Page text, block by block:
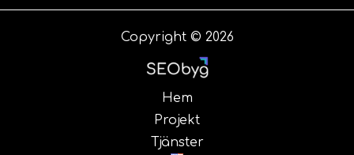
Copyright © 2026
Hem
Projekt
Tjänster